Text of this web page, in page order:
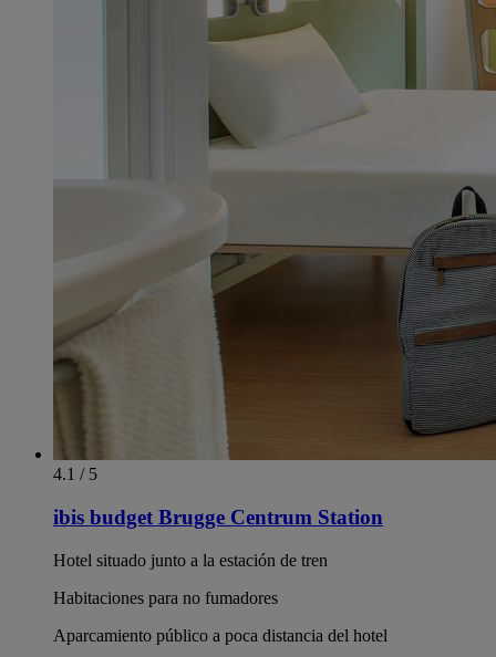
4.1 / 5
ibis budget Brugge Centrum Station
Hotel situado junto a la estación de tren
Habitaciones para no fumadores
Aparcamiento público a poca distancia del hotel